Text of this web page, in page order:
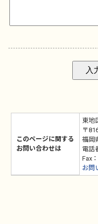
このページに関する
お問い合わせは
東地
〒
福岡
電話
Fax
お問